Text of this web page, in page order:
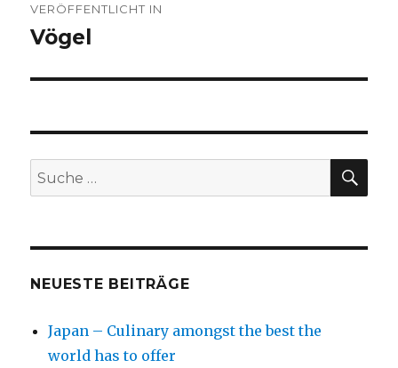
VERÖFFENTLICHT IN
Vögel
Suche
nach:
NEUESTE BEITRÄGE
Japan – Culinary amongst the best the
world has to offer